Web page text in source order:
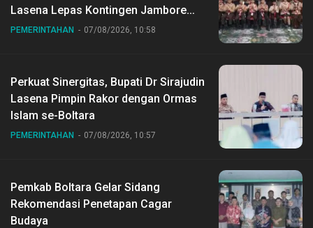
Lasena Lepas Kontingen Jambore
Nasional ke XII di Buperta Cibubur
PEMERINTAHAN 07/08/2026, 10:58
Perkuat Sinergitas, Bupati Dr Sirajudin
Lasena Pimpin Rakor dengan Ormas
Islam se-Boltara
PEMERINTAHAN 07/08/2026, 10:57
Pemkab Boltara Gelar Sidang
Rekomendasi Penetapan Cagar
Budaya